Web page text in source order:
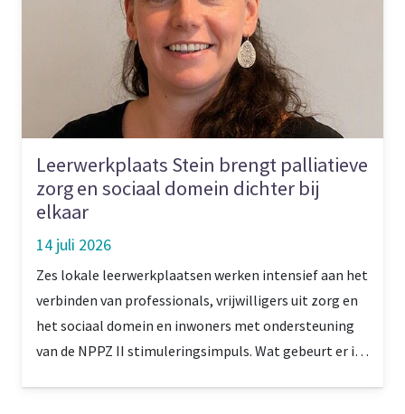
Leerwerkplaats Stein brengt palliatieve
zorg en sociaal domein dichter bij
elkaar
14 juli 2026
Zes lokale leerwerkplaatsen werken intensief aan het
verbinden van professionals, vrijwilligers uit zorg en
het sociaal domein en inwoners met ondersteuning
van de NPPZ II stimuleringsimpuls. Wat gebeurt er in